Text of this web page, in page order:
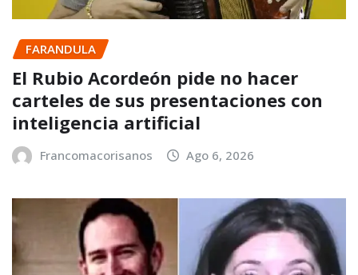
FARANDULA
El Rubio Acordeón pide no hacer
carteles de sus presentaciones con
inteligencia artificial
Francomacorisanos Ago 6, 2026